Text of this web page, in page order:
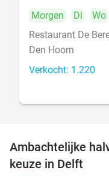
Morgen Di Wo
Restaurant De
Den Hoorn
Verkocht: 1.220
Ambachtelijke
keuze in Delft